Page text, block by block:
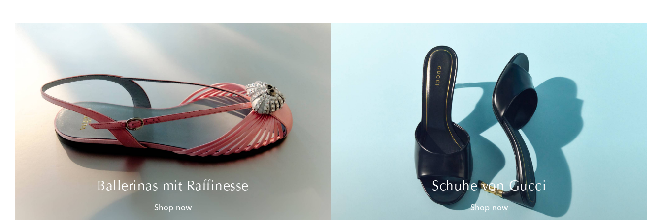
Ballerinas mit Raffinesse
Shop now
Schuhe von Gucci
Shop now